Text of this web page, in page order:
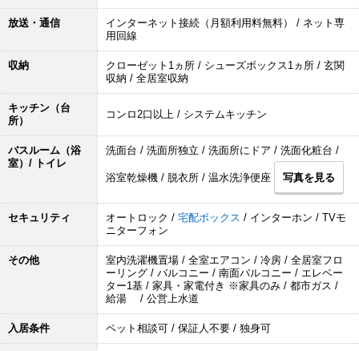
放送・通信
インターネット接続（月額利用料無料） / ネット専
用回線
収納
クローゼット1ヵ所 / シューズボックス1ヵ所 / 玄関
収納 / 全居室収納
キッチン（台
所）
コンロ2口以上 / システムキッチン
バスルーム（浴
室）/ トイレ
洗面台 / 洗面所独立 / 洗面所にドア / 洗面化粧台 /
浴室乾燥機 / 脱衣所 / 温水洗浄便座 写真を見る
セキュリティ オートロック / 宅配ボックス / インターホン / TVモ
ニターフォン
その他
室内洗濯機置場 / 全室エアコン / 冷房 / 全居室フロ
ーリング / バルコニー / 南面バルコニー / エレベー
ター1基 / 家具・家電付き ※家具のみ / 都市ガス /
給湯 / 公営上水道
入居条件 ペット相談可 / 保証人不要 / 独身可